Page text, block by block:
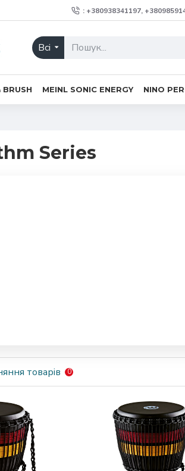
: +380938341197,
Всі
BRUSH MEINL SONIC ENERGY NINO
Series
товарів 0